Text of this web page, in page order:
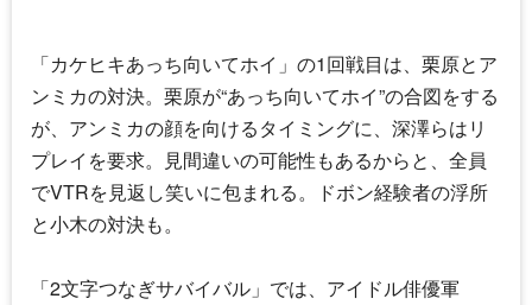
「カケヒキあっち向いてホイ」の1回戦目は、栗原とア
ンミカの対決。栗原が“あっち向いてホイ”の合図をする
が、 アンミカの顔を向けるタイミングに、深澤らはリ
プレイを要求。見間違いの可能性もあるからと、全員
でVTRを見返し笑いに包まれる。ドボン経験者の浮所
と小木の対決も。
「2文字つなぎサバイバル」では、アイドル俳優軍